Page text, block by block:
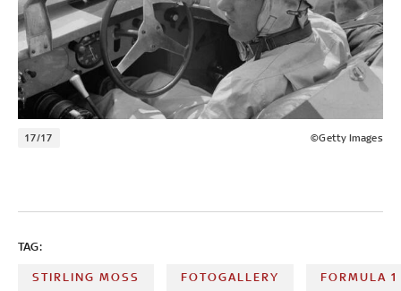
17/17 ©Getty Images
TAG:
STIRLING MOSS FOTOGALLERY FORMULA 1